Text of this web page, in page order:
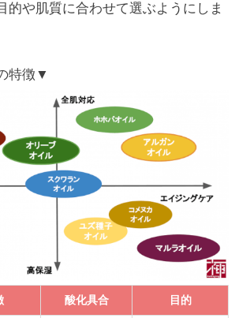
的や肌質に合わせて選ぶようにしま
特徴▼
酸化具合 目的